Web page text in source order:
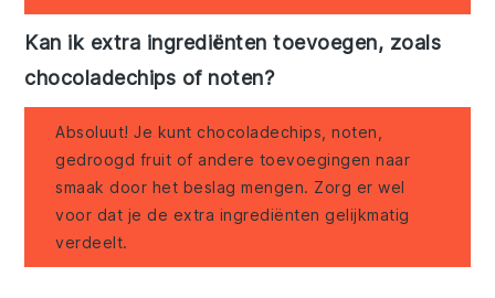
Kan ik extra ingrediënten toevoegen, zoals
chocoladechips of noten?
Absoluut! Je kunt chocoladechips, noten,
gedroogd fruit of andere toevoegingen naar
smaak door het beslag mengen. Zorg er wel
voor dat je de extra ingrediënten gelijkmatig
verdeelt.